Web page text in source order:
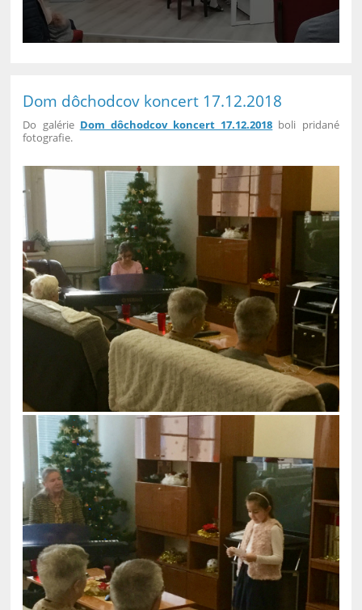
Dom dôchodcov koncert 17.12.2018
Do galérie Dom dôchodcov koncert 17.12.2018 boli pridané
fotografie.